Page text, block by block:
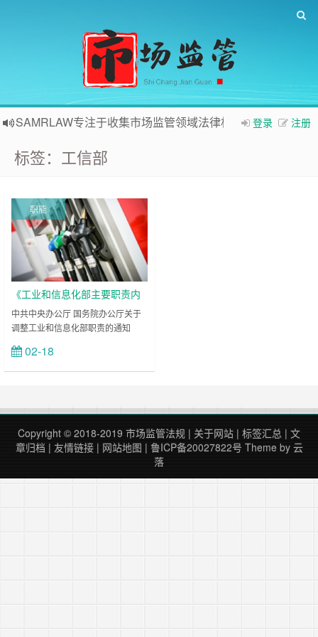
登录 注册
SAMRLAW专注于收集市场监管领域法律相关内容
标签：工信部
职能
《工业和信息化部主要职责内
设机构和人员编制规定》印发
中共中央办公厅 国务院办公厅关于
调整工业和信息化部职责的通知
届三中全会审议通过的《深化党和国
家机构改革方案》和第十三届全国人
务院批准，现……
02-18
Copyright © 2018-2019 市场监管法规 | 关于网站 | 标签汇总 | 文
章归档 | 友情链接| 网站地图 | 鲁ICP备20027822号 Theme by 云
落